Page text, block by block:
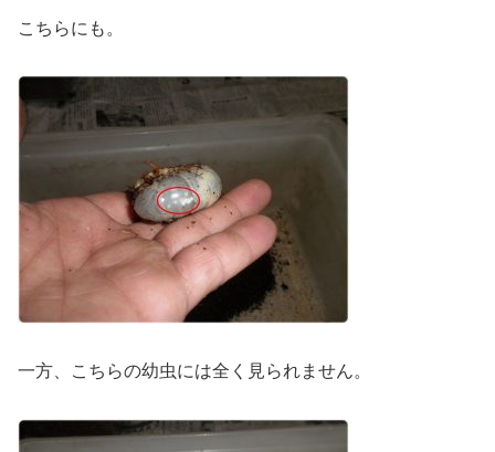
こちらにも。
一方、こちらの幼虫には全く見られません。